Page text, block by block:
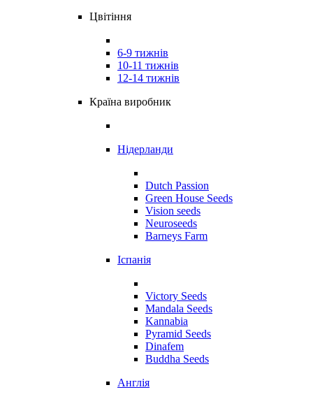
Цвітіння
6-9 тижнів
10-11 тижнів
12-14 тижнів
Країна виробник
Нідерланди
Dutch Passion
Green House Seeds
Vision seeds
Neuroseeds
Barneys Farm
Іспанія
Victory Seeds
Mandala Seeds
Kannabia
Pyramid Seeds
Dinafem
Buddha Seeds
Англія